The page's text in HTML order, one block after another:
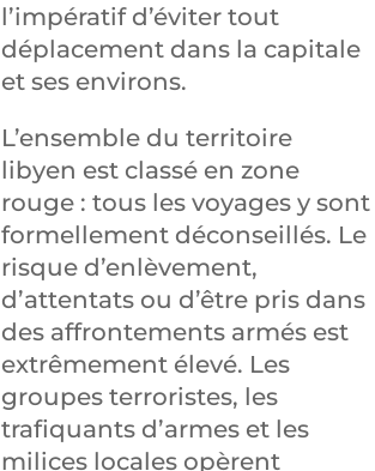
l’impératif d’éviter tout
déplacement dans la capitale
et ses environs.
L’ensemble du territoire
libyen est classé en zone
rouge : tous les voyages y sont
formellement déconseillés. Le
risque d’enlèvement,
d’attentats ou d’être pris dans
des affrontements armés est
extrêmement élevé. Les
groupes terroristes, les
trafiquants d’armes et les
milices locales opèrent